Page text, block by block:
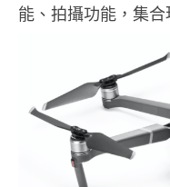
能、拍攝功能，集合